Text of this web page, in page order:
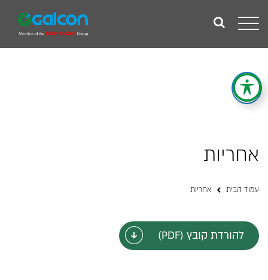
Toggle
navigation
אחריות
עמוד הבית אחריות
להורדת קובץ (PDF)